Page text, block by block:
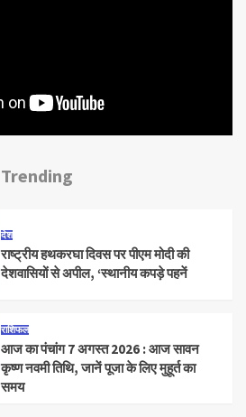
Trending
देश
राष्ट्रीय हथकरघा दिवस पर पीएम मोदी की
देशवासियों से अपील, ‘स्थानीय कपड़े पहनें
राशिफल
आज का पंचांग 7 अगस्त 2026 : आज सावन
कृष्ण नवमी तिथि, जानें पूजा के लिए मुहूर्त का
समय